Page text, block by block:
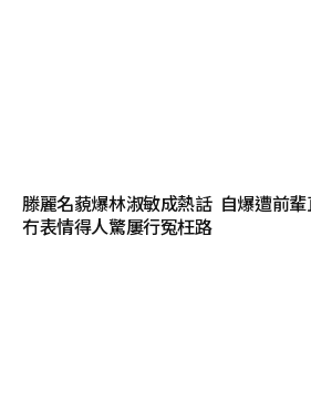
滕麗名藐爆林淑敏成熱話 自爆遭前
冇表情得人驚屢行冤枉路